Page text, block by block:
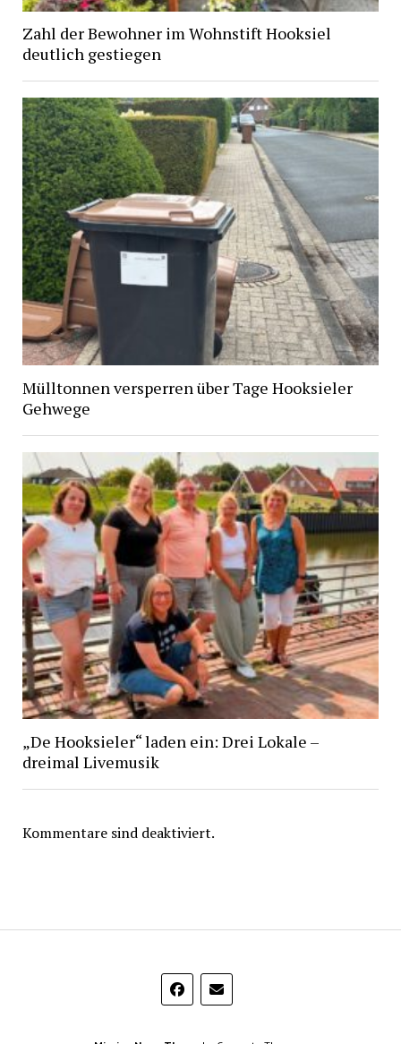
Zahl der Bewohner im Wohnstift Hooksiel
deutlich gestiegen
Mülltonnen versperren über Tage Hooksieler
Gehwege
„De Hooksieler“ laden ein: Drei Lokale –
dreimal Livemusik
Kommentare sind deaktiviert.